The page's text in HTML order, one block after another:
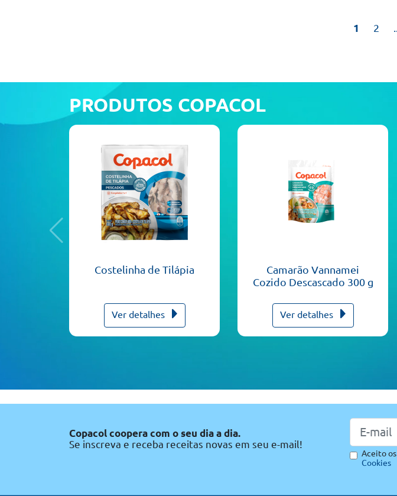
1 2
PRODUTOS COPACOL
Costelinha de Tilápia
Ver detalhes
Camarão Vannamei
Cozido Descascado 300 g
Ver detalhes
Copacol coopera com o seu dia a dia.
Se inscreva e receba receitas novas em seu e-mail!
Aceito os
Cookies